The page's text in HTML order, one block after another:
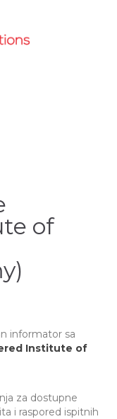
of
informator sa
Institute of
za dostupne
i raspored ispitnih